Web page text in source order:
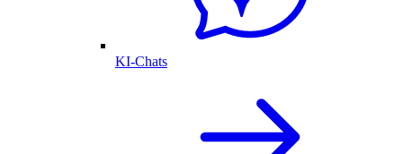
KI-Chats